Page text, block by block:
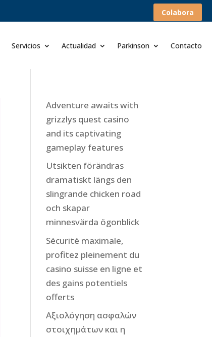
Colabora
Servicios Actualidad Parkinson Contacto
Adventure awaits with
grizzlys quest casino
and its captivating
gameplay features
Utsikten förändras
dramatiskt längs den
slingrande chicken road
och skapar
minnesvärda ögonblick
Sécurité maximale,
profitez pleinement du
casino suisse en ligne et
des gains potentiels
offerts
Αξιολόγηση ασφαλών
στοιχημάτων και η